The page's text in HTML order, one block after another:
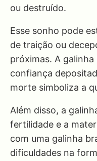
ou destruído.
Esse sonho pode
de traição ou
próximas. A
confiança
morte simboliza a
Além disso, a
fertilidade e a
com uma galinha
dificuldades na